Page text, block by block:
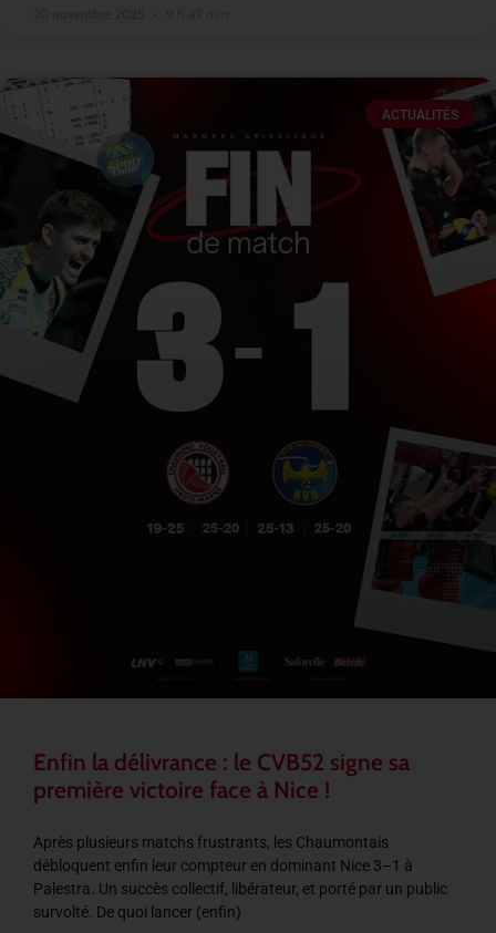
ACTUALITÉS
Enfin la délivrance : le CVB52 signe sa
première victoire face à Nice !
Après plusieurs matchs frustrants, les Chaumontais
débloquent enfin leur compteur en dominant Nice 3–1 à
Palestra. Un succès collectif, libérateur, et porté par un public
survolté. De quoi lancer (enfin)